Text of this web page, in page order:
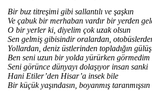
Bir buz titreşimi gibi sallantılı ve şaşkın
Ve çabuk bir merhaban vardır bir yerden
O bir yerler ki, diyelim çok uzak olsun
Sen gelmiş gibisindir oralardan,
Yollardan, deniz üstlerinden topladığın gülü
Ben seni uzun bir yolda yürürken görmedim
Seni görünce dünyayı dolaşıyor insan sanki
Hani Etiler’den Hisar’a insek bile
Bir küçük yaşındasın, boyanmış taranmışsın